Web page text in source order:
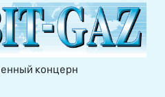
концерн